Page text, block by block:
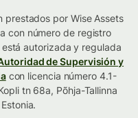
prestados por Wise Assets
con número de registro
autorizada y regulada
de Supervisión y
con licencia número 4.1-
tn 68a, Põhja-Tallinna